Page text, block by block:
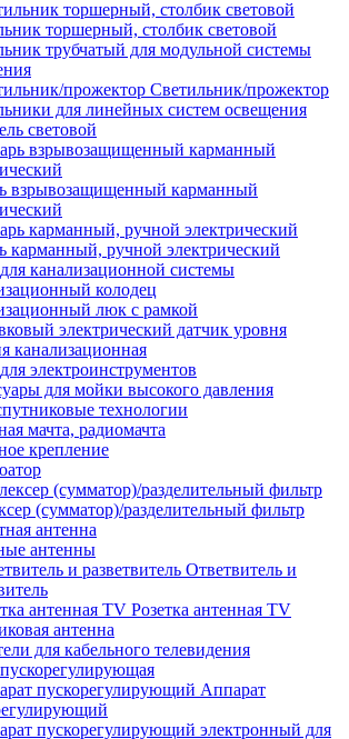
торшерный, столбик световой
трубчатый для модульной системы
Светильник/прожектор
для линейных систем освещения
световой
взрывозащищенный карманный
карманный, ручной электрический
канализационной системы
колодец
люк с рамкой
электрический датчик уровня
канализационная
электроинструментов
для мойки высокого давления
технологии
мачта, радиомачта
крепление
(сумматор)/разделительный фильтр
антенна
антенны
Ответвитель и
Розетка антенная TV
антенна
для кабельного телевидения
Аппарат